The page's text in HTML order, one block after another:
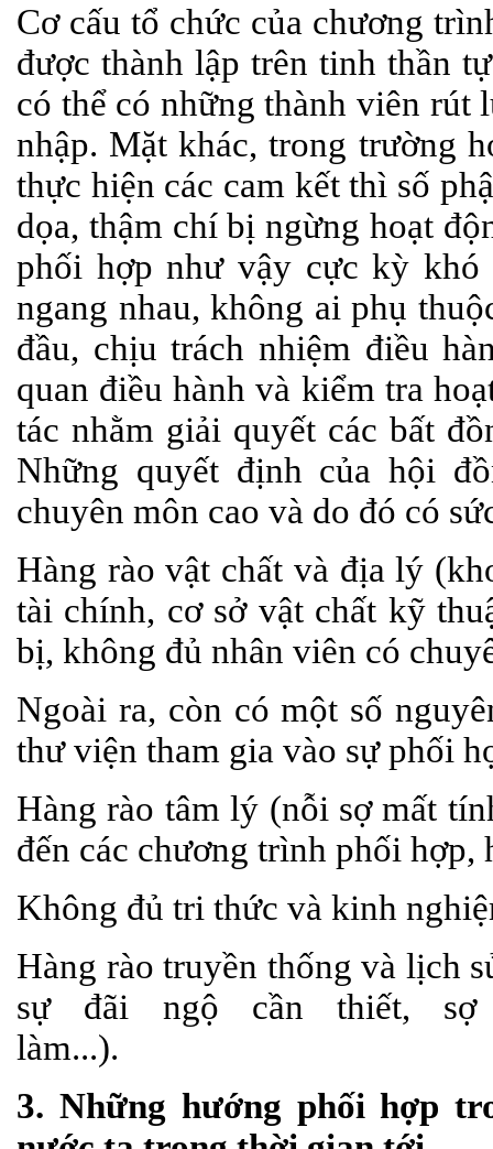
Cơ cấu tổ chức của chương
được thành lập trên tinh thần
có thể có những thành viên rút
nhập. Mặt khác, trong trường
thực hiện các cam kết thì số
dọa, thậm chí bị ngừng hoạt
phối hợp như vậy cực kỳ khó
ngang nhau, không ai phụ
đầu, chịu trách nhiệm điều
quan điều hành và kiểm tra
tác nhằm giải quyết các bất
Những quyết định của hội
chuyên môn cao và do đó có
Hàng rào vật chất và địa lý
tài chính, cơ sở vật chất kỹ
bị, không đủ nhân viên có
Ngoài ra, còn có một số
thư viện tham gia vào sự phối
Hàng rào tâm lý (nỗi sợ mất
đến các chương trình phối hợp,
Không đủ tri thức và kinh
Hàng rào truyền thống và lịch
sự đãi ngộ cần thiết,
làm...).
3. Những hướng phối hợp